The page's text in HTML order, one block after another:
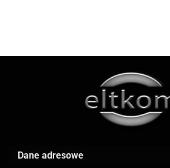
Apple
Dane adresowe